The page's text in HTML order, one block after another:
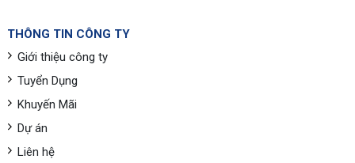
THÔNG TIN CÔNG TY
Giới thiệu công ty
Tuyển Dụng
Khuyến Mãi
Dự án
Liên hệ